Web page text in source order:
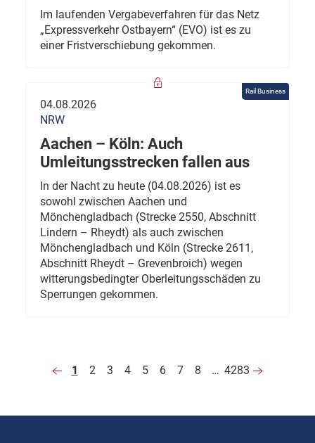
Im laufenden Vergabeverfahren für das Netz
„Expressverkehr Ostbayern“ (EVO) ist es zu
einer Fristverschiebung gekommen.
Rail Business
04.08.2026
NRW
Aachen – Köln: Auch
Umleitungsstrecken fallen aus
In der Nacht zu heute (04.08.2026) ist es
sowohl zwischen Aachen und
Mönchengladbach (Strecke 2550, Abschnitt
Lindern – Rheydt) als auch zwischen
Mönchengladbach und Köln (Strecke 2611,
Abschnitt Rheydt – Grevenbroich) wegen
witterungsbedingter Oberleitungsschäden zu
Sperrungen gekommen.
1 2 3 4 5 6 7 8 … 4283